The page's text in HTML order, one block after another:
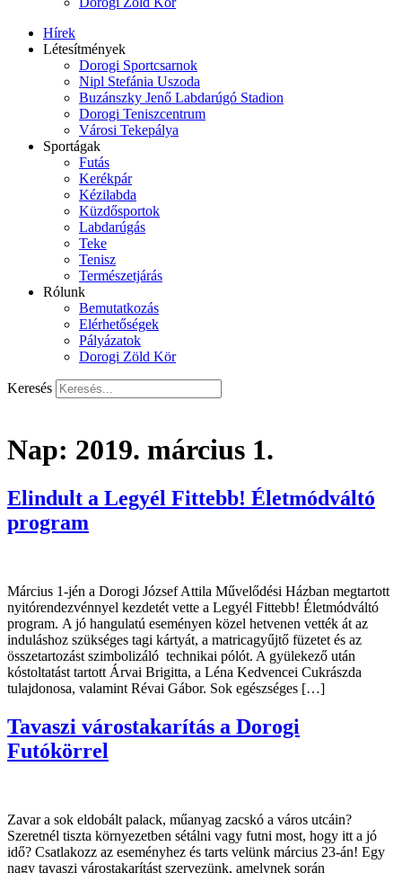
Hírek
Létesítmények
Dorogi Sportcsarnok
Nipl Stefánia Uszoda
Buzánszky Jenő Labdarúgó Stadion
Dorogi Teniszcentrum
Városi Tekepálya
Sportágak
Futás
Kerékpár
Kézilabda
Küzdősportok
Labdarúgás
Teke
Tenisz
Természetjárás
Rólunk
Bemutatkozás
Elérhetőségek
Pályázatok
Dorogi Zöld Kör
Keresés
Nap: 2019. március 1.
Elindult a Legyél Fittebb! Életmódváltó
program
Március 1-jén a Dorogi József Attila Művelődési Házban megtartott
nyitórendezvénnyel kezdetét vette a Legyél Fittebb! Életmódváltó
program. A jó hangulatú eseményen közel hetvenen vették át az
induláshoz szükséges tagi kártyát, a matricagyűjtő füzetet és az
összetartozást szimbolizáló technikai pólót. A gyülekező után
kóstoltatást tartott Árvai Brigitta, a Léna Kedvencei Cukrászda
tulajdonosa, valamint Révai Gábor. Sok egészséges […]
Tavaszi várostakarítás a Dorogi
Futókörrel
Zavar a sok eldobált palack, műanyag zacskó a város utcáin?
Szeretnél tiszta környezetben sétálni vagy futni most, hogy itt a jó
idő? Csatlakozz az eseményhez és tarts velünk március 23-án! Egy
nagy tavaszi várostakarítást szervezünk, amelynek során